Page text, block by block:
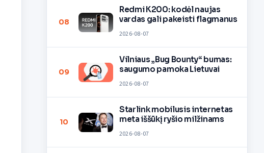
08
Redmi K200: kodėl naujas
vardas gali pakeisti flagmanus
2026-08-07
09
Vilniaus „Bug Bounty“ bumas:
saugumo pamoka Lietuvai
2026-08-07
10
Starlink mobilusis internetas
meta iššūkį ryšio milžinams
2026-08-07